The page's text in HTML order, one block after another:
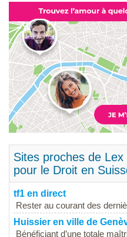
Sites proches de
pour le Droit en
tf1 en direct
Rester au courant des
Huissier en ville de
Bénéficiant d’une totale